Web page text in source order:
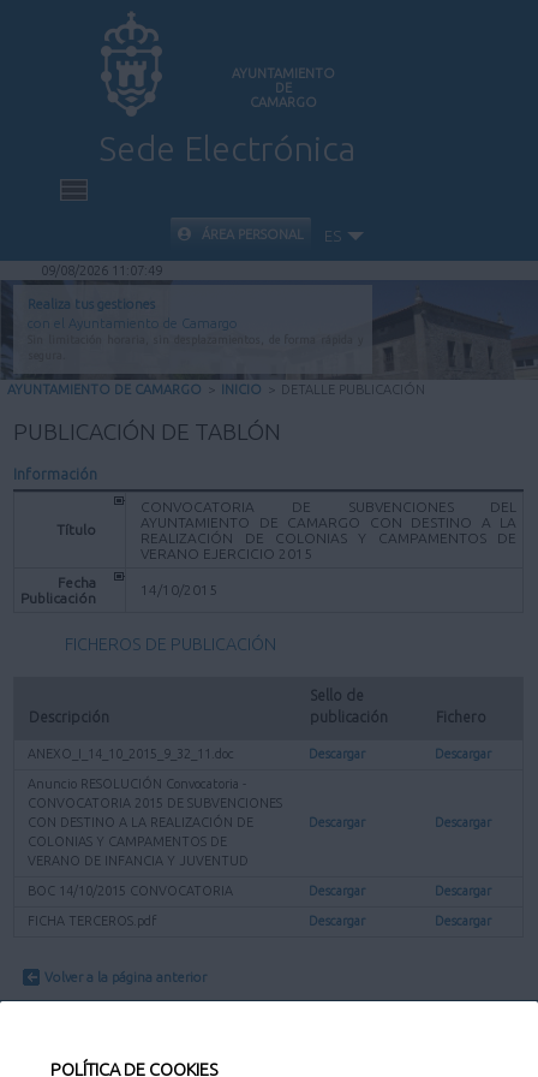
POLÍTICA DE COOKIES
AYUNTAMIENTO
DE
CAMARGO
Sede Electrónica
INICIO
INFORMACIÓN PÚBLICA
CARPETA CIUDADANA
VALIDACIÓN DE DOCUMENTOS
ÁREA PERSONAL ES
09/08/2026 11:07:49
Realiza tus gestiones
con el Ayuntamiento de Camargo
AYUNTAMIENTO DE CAMARGO > INICIO > DETALLE PUBLICACIÓN
PUBLICACIÓN DE TABLÓN
Información
Título
CONVOCATORIA DE SUBVENCIONES DEL
AYUNTAMIENTO DE CAMARGO CON DESTINO A LA
REALIZACIÓN DE COLONIAS Y CAMPAMENTOS DE
VERANO EJERCICIO 2015
Fecha
Publicación
14/10/2015
FICHEROS DE PUBLICACIÓN
Descripción
Sello de
publicación
Fichero
ANEXO_I_14_10_2015_9_32_11.doc Descargar Descargar
Anuncio RESOLUCIÓN Convocatoria -
CONVOCATORIA 2015 DE SUBVENCIONES
CON DESTINO A LA REALIZACIÓN DE
COLONIAS Y CAMPAMENTOS DE
VERANO DE INFANCIA Y JUVENTUD
Descargar Descargar
BOC 14/10/2015 CONVOCATORIA Descargar Descargar
FICHA TERCEROS.pdf Descargar Descargar
Volver a la página anterior